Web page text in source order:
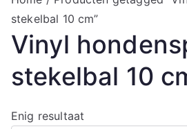
stekelbal 10 cm”
Vinyl
stekelbal 10
Enig resultaat